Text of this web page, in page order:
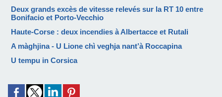
Deux grands excès de vitesse relevés sur la RT 10 entre
Bonifacio et Porto-Vecchio
Haute-Corse : deux incendies à Albertacce et Rutali
A màghjina - U Lione chì veghja nant’à Roccapina
U tempu in Corsica